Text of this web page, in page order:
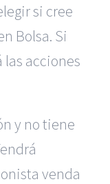
si cree
Bolsa. Si
acciones
y no tiene
venda